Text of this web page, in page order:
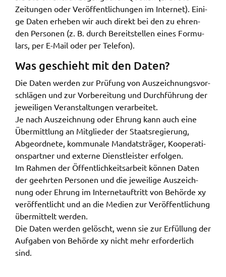
Zeitun­gen oder Veröf­fent­li­chun­gen im Inter­net). Eini­
ge Daten erhe­ben wir auch direkt bei den zu ehren­
den Perso­nen (z. B. durch Bereit­stel­len eines Formu­
lars, per E-Mail oder per Tele­fon).
Was geschieht mit den Daten?
Die Daten werden zur Prüfung von Auszeich­nungs­vor­
schlä­gen und zur Vorbe­rei­tung und Durch­füh­rung der
jewei­li­gen Veran­stal­tun­gen verar­bei­tet.
Je nach Auszeich­nung oder Ehrung kann auch eine
Über­mitt­lung an Mitglie­der der Staats­re­gie­rung,
Abge­ord­ne­te, kommu­na­le Mandats­trä­ger, Koope­ra­ti­
ons­part­ner und exter­ne Dienst­leis­ter erfol­gen.
Im Rahmen der Öffent­lich­keits­ar­beit können Daten
der geehr­ten Perso­nen und die jewei­li­ge Auszeich­
nung oder Ehrung im Inter­net­auf­tritt von Behör­de xy
veröf­fent­licht und an die Medi­en zur Veröf­fent­li­chung
über­mit­telt werden.
Die Daten werden gelöscht, wenn sie zur Erfül­lung der
Aufga­ben von Behör­de xy nicht mehr erfor­der­lich
sind.